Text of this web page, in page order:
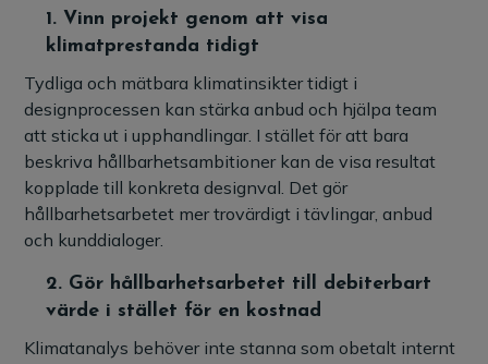
1. Vinn projekt genom att visa
klimatprestanda tidigt
Tydliga och mätbara klimatinsikter tidigt i
designprocessen kan stärka anbud och hjälpa team
att sticka ut i upphandlingar. I stället för att bara
beskriva hållbarhetsambitioner kan de visa resultat
kopplade till konkreta designval. Det gör
hållbarhetsarbetet mer trovärdigt i tävlingar, anbud
och kunddialoger.
2. Gör hållbarhetsarbetet till debiterbart
värde i stället för en kostnad
Klimatanalys behöver inte stanna som obetalt internt